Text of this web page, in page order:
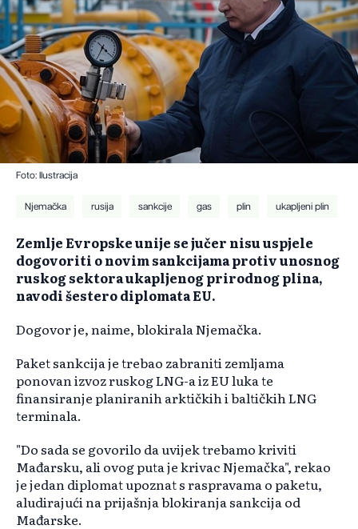
Foto: Ilustracija
Njemačka rusija sankcije gas plin ukapljeni plin
Zemlje Evropske unije se jučer nisu uspjele
dogovoriti o novim sankcijama protiv unosnog
ruskog sektora ukapljenog prirodnog plina,
navodi šestero diplomata EU.
Dogovor je, naime, blokirala Njemačka.
Paket sankcija je trebao zabraniti zemljama
ponovan izvoz ruskog LNG-a iz EU luka te
finansiranje planiranih arktičkih i baltičkih LNG
terminala.
"Do sada se govorilo da uvijek trebamo kriviti
Mađarsku, ali ovog puta je krivac Njemačka", rekao
je jedan diplomat upoznat s raspravama o paketu,
aludirajući na prijašnja blokiranja sankcija od
Mađarske.